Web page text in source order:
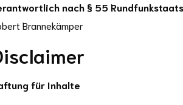
nach § 55
Brannekämper
für Inhalte